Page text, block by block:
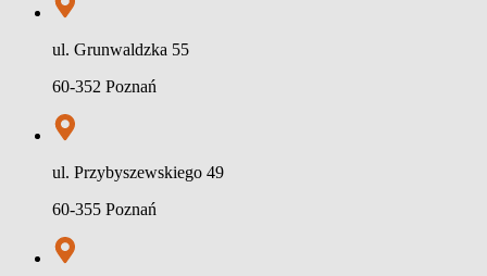
ul. Grunwaldzka 55
60-352 Poznań
ul. Przybyszewskiego 49
60-355 Poznań